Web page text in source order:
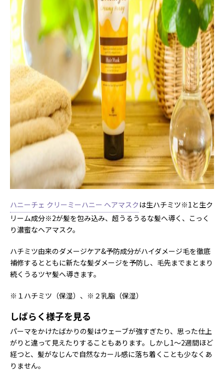
ハニーチェ クリーミーハニー ヘアマスク は生ハチミツ※1と生ク
リーム成分※2が髪を包み込み、超うるうるな髪へ導く、こっく
り濃蜜なヘアマスク。
ハチミツ由来のダメージケア&予防成分がハイダメージ毛を徹底
補修するとともに新たな髪ダメージを予防し、毛先までまとまり
続くうるツヤ髪へ導きます。
※１ハチミツ（保湿）、※２乳脂（保湿）
しばらく様子を見る
パーマをかけたばかりの髪はウェーブが強すぎたり、思った仕上
がりと違って見えたりすることもあります。しかし1～2週間ほど
経つと、髪がなじんで自然なカール感に落ち着くことも少なくあ
りません。